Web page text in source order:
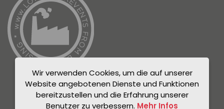
Wir verwenden Cookies, um die auf unserer
Website angebotenen Dienste und Funktionen
bereitzustellen und die Erfahrung unserer
Benutzer zu verbessern. Mehr Infos